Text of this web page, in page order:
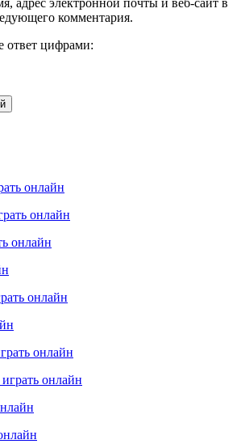
комментария.
ответ цифрами:
онлайн
онлайн
онлайн
онлайн
онлайн
онлайн